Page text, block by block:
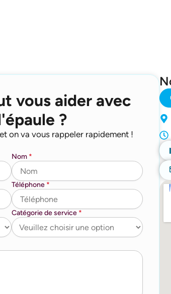
vous aider avec
?
on va vous rappeler rapidement !
Nom *
Téléphone *
Catégorie de service *